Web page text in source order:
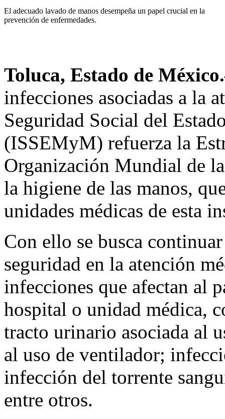
El adecuado lavado de manos desempeña un papel crucial en la
prevención de enfermedades.
Toluca, Estado de
infecciones asociadas a la
Seguridad Social del
(ISSEMyM) refuerza la
Organización Mundial de
la higiene de las manos,
unidades médicas de esta
Con ello se busca
seguridad en la atención
infecciones que afectan al
hospital o unidad médica,
tracto urinario asociada al
al uso de ventilador;
infección del torrente
entre otros.